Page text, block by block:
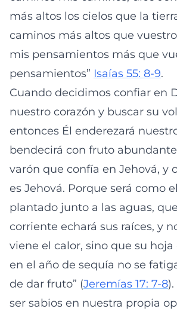
más altos los cielos que la
caminos más altos que
mis pensamientos más que
pensamientos” Isaías 55: 8-9.
Cuando decidimos confiar en
nuestro corazón y buscar su
entonces Él enderezará
bendecirá con fruto
varón que confía en Jehová, y
es Jehová. Porque será como
plantado junto a las aguas,
corriente echará sus raíces, y
viene el calor, sino que su hoja
en el año de sequía no se
de dar fruto” (Jeremías 17: 7-8
ser sabios en nuestra propia